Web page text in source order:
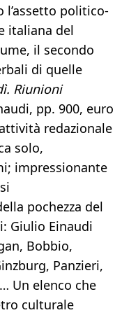
politico-
italiana del
il secondo
di quelle
Riunioni
pp. 900, euro
redazionale
solo,
impressionante
pochezza del
Giulio Einaudi
Bobbio,
Panzieri,
Un elenco che
culturale